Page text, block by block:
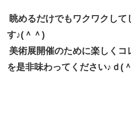
眺めるだけでもワクワクし
す♪(＾＾)
美術展開催のために楽しくコ
を是非味わってください♪ｄ(